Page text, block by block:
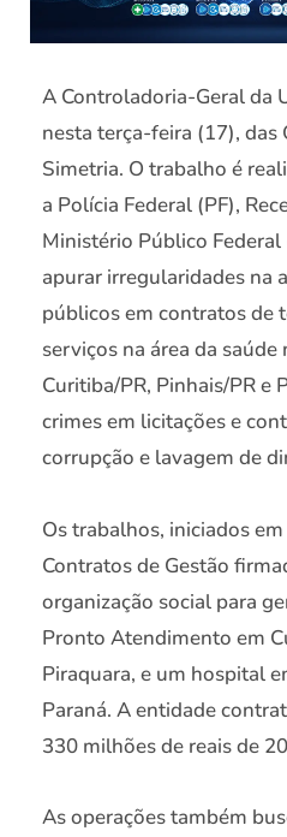
A Controladoria-Geral da
nesta terça-feira (17), das
Simetria. O trabalho é
a Polícia Federal (PF),
Ministério Público
apurar irregularidades na
públicos em contratos de
serviços na área da
Curitiba/PR, Pinhais/PR e
crimes em licitações e
corrupção e lavagem de
Os trabalhos, iniciados
Contratos de Gestão
organização social para
Pronto Atendimento em
Piraquara, e um hospital
Paraná. A entidade
330 milhões de reais de
As operações também